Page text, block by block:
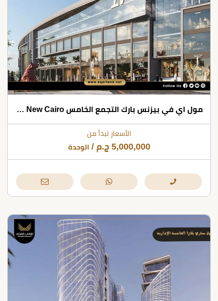
مول اي في بيزنس بارك التجمع الخامس Mall IV Business Park New Cairo
الأسعار تبدأ من
5,000,000 ج.م / الوحدة